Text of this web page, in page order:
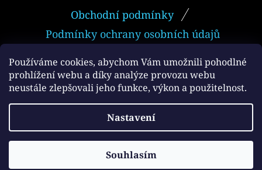
Používáme cookies, abychom Vám umožnili pohodlné
prohlížení webu a díky analýze provozu webu
neustále zlepšovali jeho funkce, výkon a použitelnost.
Nastavení
Souhlasím
P
A
T
Obchodní podmínky
Podmínky ochrany osobních údajů
Facebook
Vytvořil Shoptet
e-smokers.cz
vyhrazena.